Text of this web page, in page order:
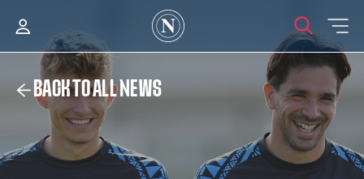
BACK TO ALL NEWS